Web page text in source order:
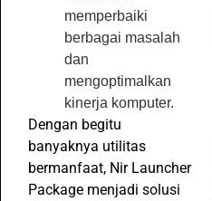
memperbaiki
berbagai masalah
dan
mengoptimalkan
kinerja komputer.
Dengan begitu
banyaknya utilitas
bermanfaat, Nir Launcher
Package menjadi solusi